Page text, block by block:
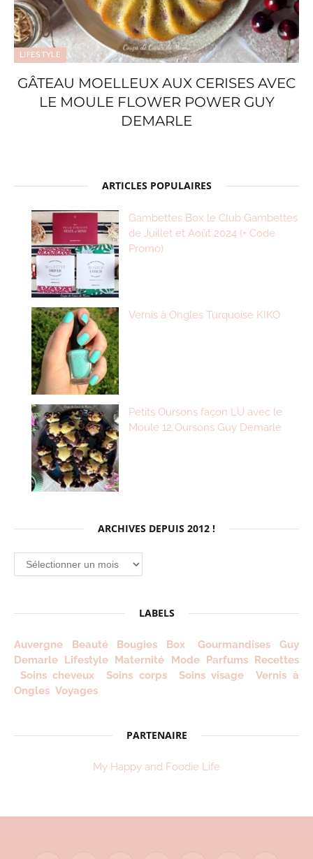
LIFESTYLE
GÂTEAU MOELLEUX AUX CERISES AVEC
LE MOULE FLOWER POWER GUY
DEMARLE
ARTICLES POPULAIRES
Gambettes Box le Club Gambettes
de Juillet et Août 2024 (+ Code
Promo)
Vernis à Ongles Turquoise KIKO
Petits Oursons façon LU avec le
Moule 12 Oursons Guy Demarle
ARCHIVES DEPUIS 2012 !
Archives
depuis
LABELS
Auvergne Beauté Bougies Box Gourmandises
Guy
Demarle Lifestyle Maternité Mode Parfums Recettes
Soins cheveux
Soins corps Soins visage
Vernis à
Ongles Voyages
PARTENAIRE
My Happy and Foodie Life